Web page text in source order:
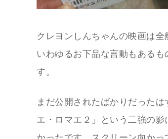
クレヨンしんちゃんの映画は
いわゆるお下品な言動もある
す。
まだ公開されたばかりだった
エ・ロマエ２」という二強の